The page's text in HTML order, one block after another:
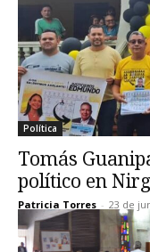
Política
Tomás
político en
Patricia Torres - 23 de